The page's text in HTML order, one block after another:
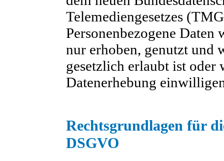
Telemediengesetzes
Personenbezogene Daten
nur erhoben, genutzt und
gesetzlich erlaubt ist oder
Datenerhebung
Rechtsgrundlagen für
DSGVO